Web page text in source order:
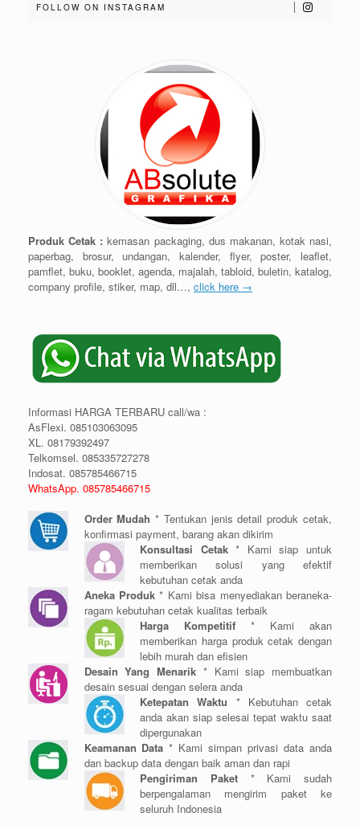
FOLLOW ON INSTAGRAM
Produk Cetak : kemasan packaging, dus makanan, kotak nasi,
paperbag, brosur, undangan, kalender, flyer, poster, leaflet,
pamflet, buku, booklet, agenda, majalah, tabloid, buletin, katalog,
company profile, stiker, map, dll…, click here →
Informasi HARGA TERBARU call/wa :
AsFlexi. 085103063095
XL. 08179392497
Telkomsel. 085335727278
Indosat. 085785466715
WhatsApp. 085785466715
Order Mudah * Tentukan jenis detail produk cetak,
konfirmasi payment, barang akan dikirim
Konsultasi Cetak* Kami siap untuk
memberikan solusi yang efektif
kebutuhan cetak anda
Aneka Produk* Kami bisa menyediakan beraneka-
ragam kebutuhan cetak kualitas terbaik
Harga Kompetitif * Kami akan
memberikan harga produk cetak dengan
lebih murah dan efisien
Desain Yang Menarik * Kami siap membuatkan
desain sesuai dengan selera anda
Ketepatan Waktu * Kebutuhan cetak
anda akan siap selesai tepat waktu saat
dipergunakan
Keamanan Data * Kami simpan privasi data anda
dan backup data dengan baik aman dan rapi
Pengiriman Paket* Kami sudah
berpengalaman mengirim paket ke
seluruh Indonesia